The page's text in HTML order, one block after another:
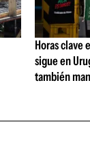
Horas clave
sigue en
también